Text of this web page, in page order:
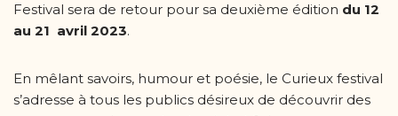
Festival sera de retour pour sa deuxième édition du 12
au 21 avril 2023.
En mêlant savoirs, humour et poésie, le Curieux festival
s’adresse à tous les publics désireux de découvrir des